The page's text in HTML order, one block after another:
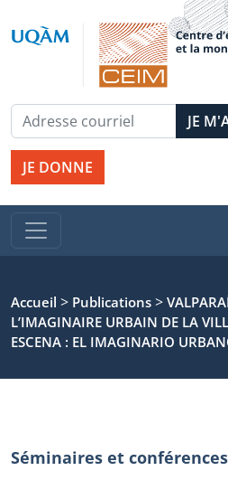
JE DONNE
Accueil > Publications >
L’IMAGINAIRE URBAIN DE LA
ESCENA : EL IMAGINARIO
Séminaires et conférences